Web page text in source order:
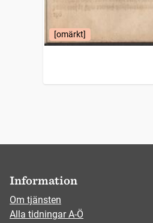
[omärkt]
Information
Om tjänsten
Alla tidningar A-Ö